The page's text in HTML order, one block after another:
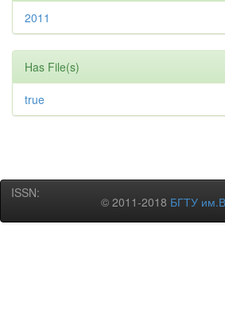
2011
Has File(s)
true
ISSN:
© 2011-2018 БГТУ